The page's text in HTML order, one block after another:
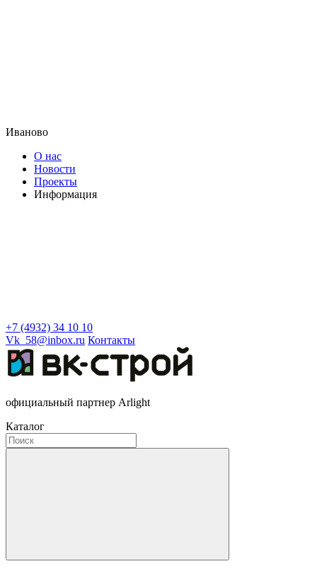
Иваново
О нас
Новости
Проекты
Информация
+7 (4932) 34 10 10
Vk_58@inbox.ru Контакты
официальный партнер Arlight
Каталог